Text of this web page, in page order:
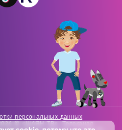
персональных данных
© «ШАЯН ТВ». Телеканал